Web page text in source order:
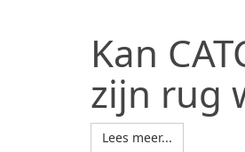
Kan
zijn rug
Lees meer...